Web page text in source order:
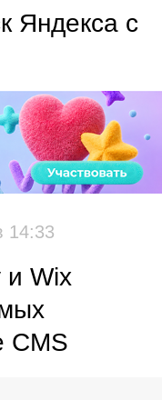
Яндекса с
14:33
и Wix
CMS